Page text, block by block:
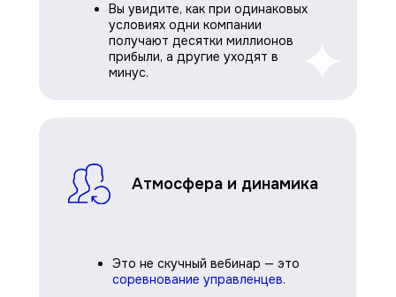
Это не скучный вебинар — это
соревнование управленцев.
Атмосфера и динамика
Вы увидите, как при одинаковых
условиях одни компании
получают десятки миллионов
прибыли, а другие уходят в
минус.